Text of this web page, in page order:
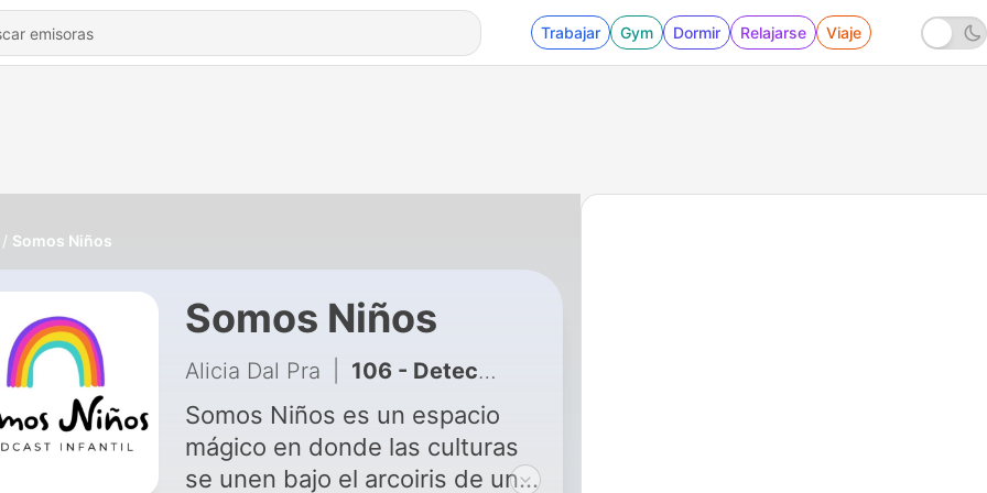
Trabajar Gym Dormir Relajarse Viaje
Somos Niños
Somos Niños
Alicia Dal Pra 106 - Detectives en acción ¿de dónde es Gardel?
Somos Niños es un espacio
mágico en donde las culturas
se unen bajo el arcoiris de un